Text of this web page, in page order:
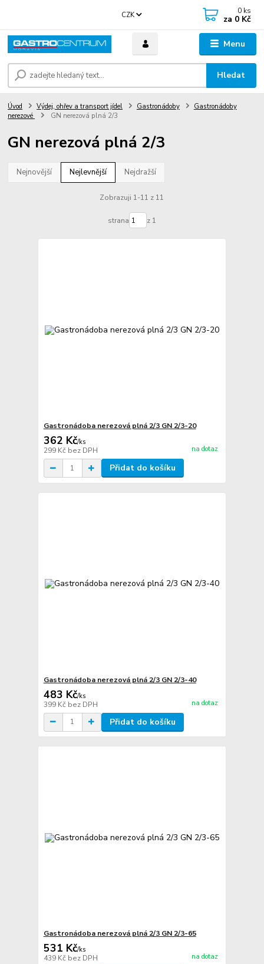
Menu
CZK
Hledat
0 ks
za 0 Kč
Úvod Výdej, ohřev a transport jídel Gastronádoby
Gastronádoby
nerezové
GN nerezová plná 2/3
GN nerezová plná 2/3
Nejnovější Nejlevnější Nejdražší
Zobrazuji 1-11 z 11
strana z 1
Gastronádoba nerezová plná 2/3 GN 2/3-20
362 Kč/ks
299 Kč bez DPH na dotaz
Přidat do košíku
Gastronádoba nerezová plná 2/3 GN 2/3-40
483 Kč/ks
399 Kč bez DPH na dotaz
Přidat do košíku
Gastronádoba nerezová plná 2/3 GN 2/3-65
531 Kč/ks
439 Kč bez DPH na dotaz